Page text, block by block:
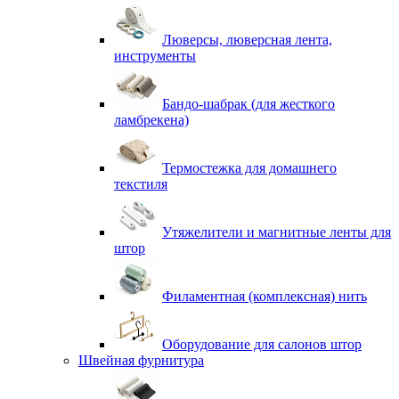
Люверсы, люверсная лента,
инструменты
Бандо-шабрак (для жесткого
ламбрекена)
Термостежка для домашнего
текстиля
Утяжелители и магнитные ленты для
штор
Филаментная (комплексная) нить
Оборудование для салонов штор
Швейная фурнитура